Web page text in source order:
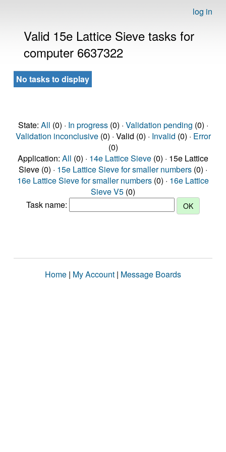
log in
Valid 15e Lattice Sieve tasks for
computer 6637322
No tasks to display
State: All (0) · In progress(0) · Validation pending (0) ·
Validation inconclusive(0) · Valid (0) · Invalid (0) · Error
(0)
Application: All (0) · 14e Lattice Sieve (0) · 15e Lattice
Sieve (0) · 15e Lattice Sieve for smaller numbers (0) ·
16e Lattice Sieve for smaller numbers (0) · 16e Lattice
Sieve V5 (0)
Task name:
Home | My Account | Message Boards